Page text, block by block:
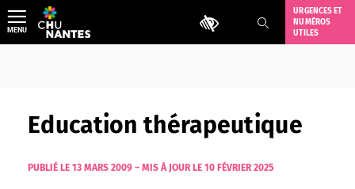
Aller
au
contenu
Outils d'accessibilité
URGENCES ET
NUMÉROS
UTILES
MENU
Education thérapeutique
PUBLIÉ LE 13 MARS 2009 – MIS À JOUR LE 10 FÉVRIER 2025